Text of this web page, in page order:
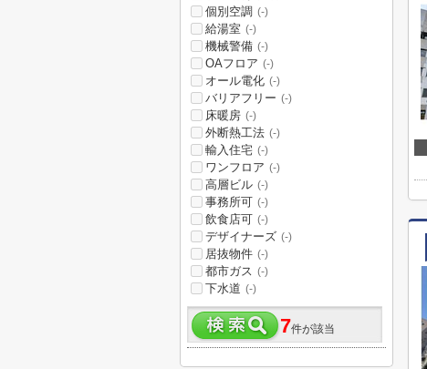
個別空調 (-)
給湯室 (-)
機械警備 (-)
OAフロア (-)
オール電化 (-)
バリアフリー (-)
床暖房 (-)
外断熱工法 (-)
輸入住宅 (-)
ワンフロア (-)
高層ビル (-)
事務所可 (-)
飲食店可 (-)
デザイナーズ (-)
居抜物件 (-)
都市ガス (-)
下水道 (-)
7件が該当